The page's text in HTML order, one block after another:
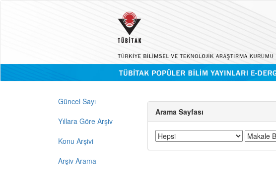
Güncel Sayı
Yıllara Göre Arşiv
Konu Arşivi
Arşiv Arama
Arama Sayfası